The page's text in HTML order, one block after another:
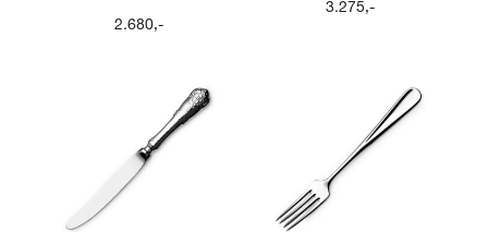
2.680,-
3.275,-